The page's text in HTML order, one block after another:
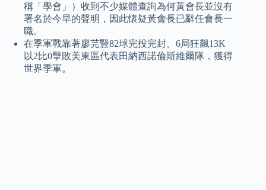
稱「學會」）收到不少媒體查詢為何黃會長並沒有
署名於今早的聲明，因此懷疑黃會長已辭任會長一
職。
在季軍戰靠著廖芫豎82球完投完封、6局狂飆13K
以2比0擊敗美東區代表田納西諾倫斯維爾隊，獲得
世界季軍。